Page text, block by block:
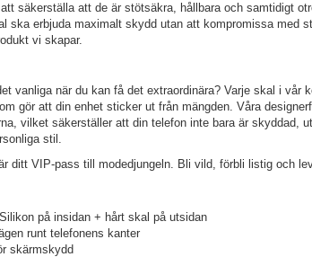
säkerställa att de är stötsäkra, hållbara och samtidigt
ska erbjuda maximalt skydd utan att kompromissa med
vi skapar.
vanliga när du kan få det extraordinära? Varje skal i vår
gör att din enhet sticker ut från mängden. Våra
vilket säkerställer att din telefon inte bara är skyddad,
stil.
ditt VIP-pass till modedjungeln. Bli vild, förbli listig och
på insidan + hårt skal på utsidan
runt telefonens kanter
skärmskydd